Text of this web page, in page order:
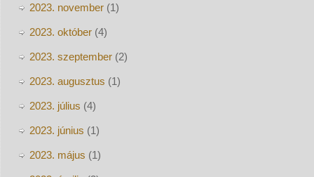
2023. november(1)
2023. október(4)
2023. szeptember(2)
2023. augusztus (1)
2023. július (4)
2023. június (1)
2023. május (1)